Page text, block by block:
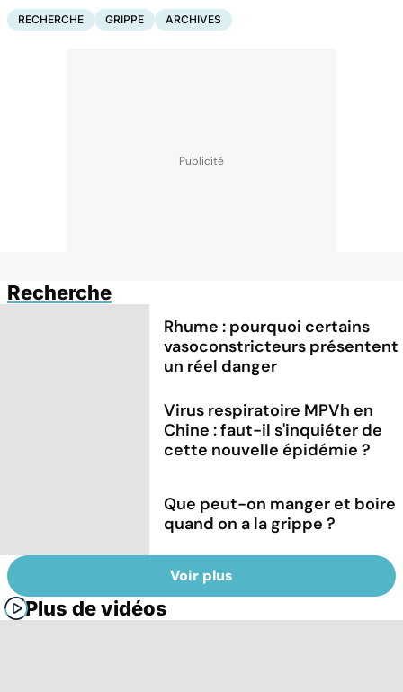
RECHERCHE GRIPPE ARCHIVES
Recherche
Rhume : pourquoi certains
vasoconstricteurs présentent
un réel danger
Virus respiratoire MPVh en
Chine : faut-il s'inquiéter de
cette nouvelle épidémie ?
Que peut-on manger et boire
quand on a la grippe ?
Voir plus
Plus de vidéos